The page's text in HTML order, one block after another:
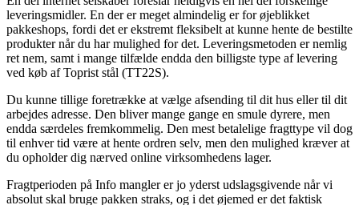
leveringsmidler. En der er meget almindelig er for øjeblikket
pakkeshops, fordi det er ekstremt fleksibelt at kunne hente de bestilte
produkter når du har mulighed for det. Leveringsmetoden er nemlig
ret nem, samt i mange tilfælde endda den billigste type af levering
ved køb af Toprist stål (TT22S).
Du kunne tillige foretrække at vælge afsending til dit hus eller til dit
arbejdes adresse. Den bliver mange gange en smule dyrere, men
endda særdeles fremkommelig. Den mest betalelige fragttype vil dog
til enhver tid være at hente ordren selv, men den mulighed kræver at
du opholder dig nærved online virksomhedens lager.
Fragtperioden på Info mangler er jo yderst udslagsgivende når vi
absolut skal bruge pakken straks, og i det øjemed er det faktisk